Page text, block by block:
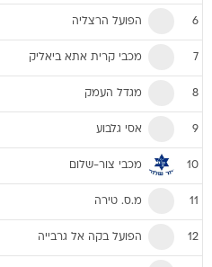
6 הפועל הרצליה
7 מכבי קרית אתא ביאליק
8 מגדל העמק
9 אסי גלבוע
10 מכבי צור-שלום
11 מ.ס. טירה
12 הפועל בקה אל גרבייה